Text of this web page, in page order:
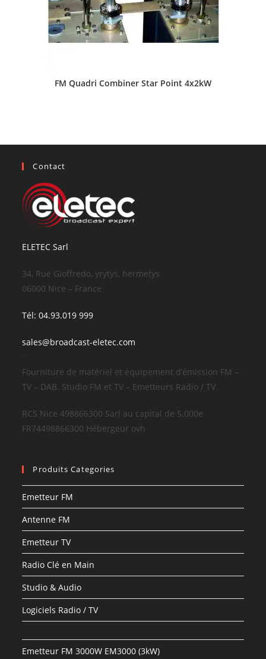
FM Quadri Combiner Star Point 4x2kW
Contact
ELETEC Sarl
34, Rue Gioffredo, yrytys, hermetys
06000 Nice – France
Tél: 04.93.019 999
sales@broadcast-eletec.com
¨
Fourniture de matériel et équipement d’émission FM –
TV – DAB. Studio FM et TV – Emetteurs Radio / TV
RCS Nice 498866300 Sarl au capital de 5.000e
FR74498866300 Hébergeur ovh
Produits Categories
Emetteur FM
Antenne FM
Emetteur TV
Radio Clé en Main
Studio & Audio
Logiciels Radio / TV
Emetteur FM 3000W EM3000 (3kW)